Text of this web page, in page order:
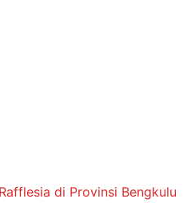
di Provinsi Bengkulu